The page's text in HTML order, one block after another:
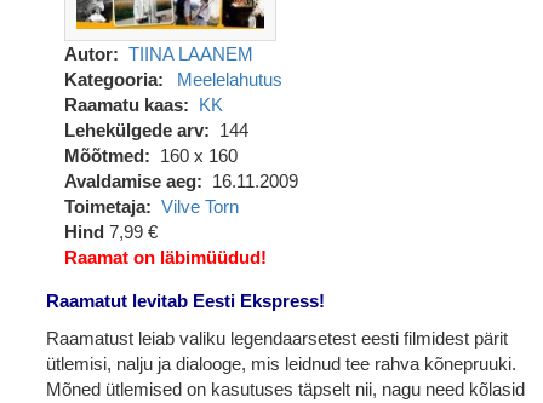
Autor
TIINA LAANEM
Kategooria
Meelelahutus
Raamatu kaas
KK
Lehekülgede arv
144
Mõõtmed
160 x 160
Avaldamise aeg
16.11.2009
Toimetaja
Vilve Torn
Hind 7,99 €
Raamat on läbimüüdud!
Raamatut levitab Eesti Ekspress!
Raamatust leiab valiku legendaarsetest eesti filmidest pärit
ütlemisi, nalju ja dialooge, mis leidnud tee rahva kõnepruuki.
Mõned ütlemised on kasutuses täpselt nii, nagu need kõlasid